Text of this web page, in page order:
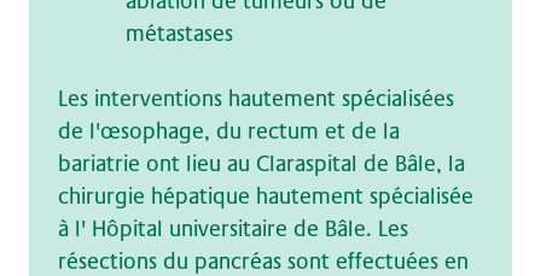
métastases
Les interventions hautement spécialisées
de l'œsophage, du rectum et de la
bariatrie ont lieu au Claraspital de Bâle, la
chirurgie hépatique hautement spécialisée
à l' Hôpital universitaire de Bâle. Les
résections du pancréas sont effectuées en